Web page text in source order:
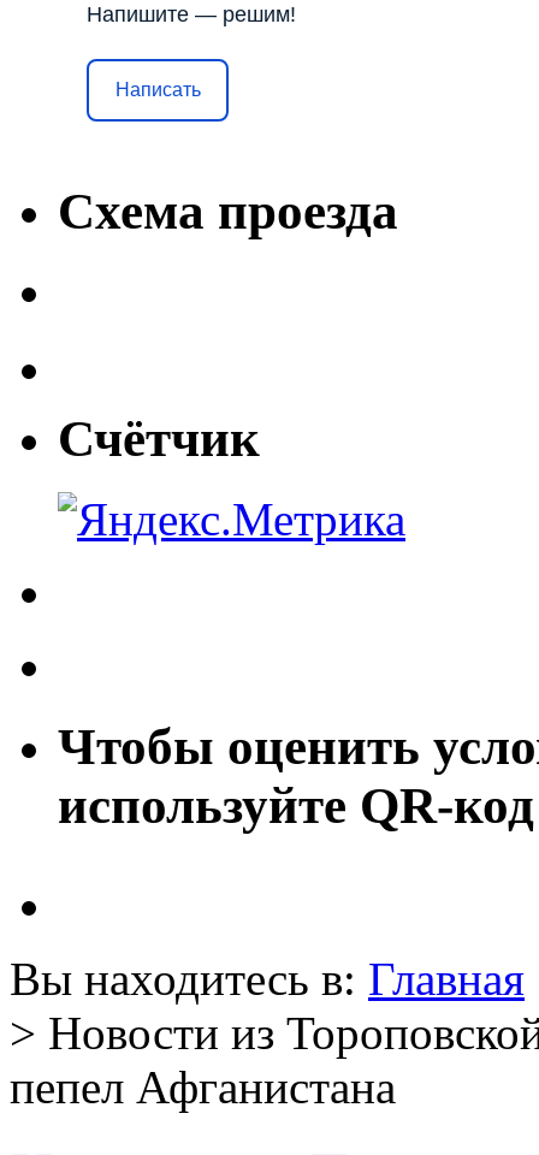
Напишите — решим!
Написать
Схема проезда
Счётчик
Чтобы оценить
используйте QR-код
Вы находитесь в: Главная
> Новости из
пепел Афганистана